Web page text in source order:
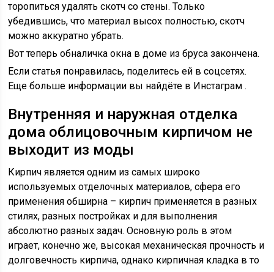
торопиться удалять скотч со стены. Только
убедившись, что материал высох полностью, скотч
можно аккуратно убрать.
Вот теперь обналичка окна в доме из бруса закончена.
Если статья понравилась, поделитесь ей в соцсетях.
Еще больше информации вы найдёте в Инстаграм .
Внутренняя и наружная отделка
дома облицовочным кирпичом не
выходит из моды
Кирпич является одним из самых широко
используемых отделочных материалов, сфера его
применения обширна – кирпич применяется в разных
стилях, разных постройках и для выполнения
абсолютно разных задач. Основную роль в этом
играет, конечно же, высокая механическая прочность и
долговечность кирпича, однако кирпичная кладка в то